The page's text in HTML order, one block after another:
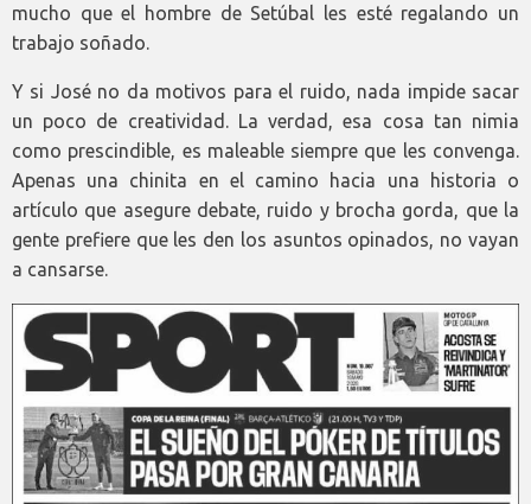
mucho que el hombre de Setúbal les esté regalando un
trabajo soñado.
Y si José no da motivos para el ruido, nada impide sacar
un poco de creatividad. La verdad, esa cosa tan nimia
como prescindible, es maleable siempre que les convenga.
Apenas una chinita en el camino hacia una historia o
artículo que asegure debate, ruido y brocha gorda, que la
gente prefiere que les den los asuntos opinados, no vayan
a cansarse.